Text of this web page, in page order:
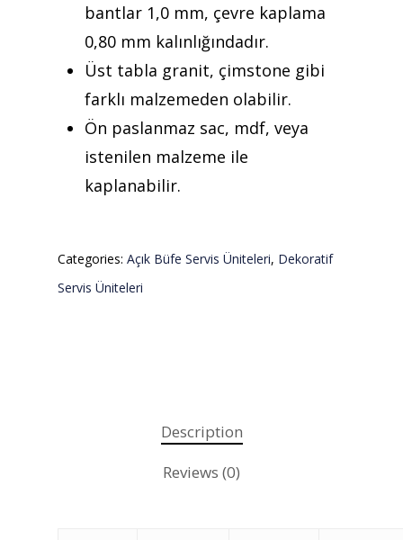
bantlar 1,0 mm, çevre kaplama
0,80 mm kalınlığındadır.
Üst tabla granit, çimstone gibi
farklı malzemeden olabilir.
Ön paslanmaz sac, mdf, veya
istenilen malzeme ile
kaplanabilir.
Categories: Açık Büfe Servis Üniteleri, Dekoratif
Servis Üniteleri
Description
Reviews (0)